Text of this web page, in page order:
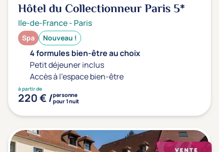
Hôtel du Collectionneur Paris5*
Ile-de-France- Paris
Spa Nouveau !
4 formules bien-être au choix
Petit déjeuner inclus
Accès à l'espace bien-être
à partir de
220 € /personne
pour 1 nuit